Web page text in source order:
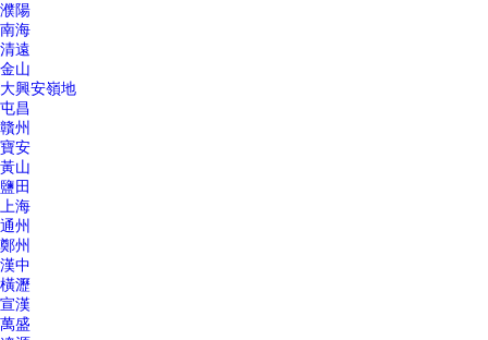
濮陽
南海
清遠
金山
大興安嶺地
屯昌
贛州
寶安
黃山
鹽田
上海
通州
鄭州
漢中
橫瀝
宣漢
萬盛